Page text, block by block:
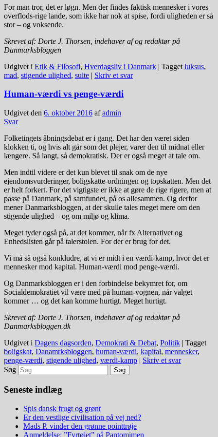
For man tror, det er løgn. Men der findes faktisk mennesker i vores
overflods-rige lande, som ikke har nok at spise, fordi uligheden er så
stor – og voksende.
Skrevet af: Dorte J. Thorsen, indehaver af og redaktør på
Danmarksbloggen
Udgivet i Etik & Filosofi, Hverdagsliv i Danmark | Tagget luksus,
mad, stigende ulighed, sulte | Skriv et svar
Human-værdi vs penge-værdi
Udgivet den 6. oktober 2016 afadmin
Svar
Folketingets åbningsdebat er i gang. Det har den været siden
klokken ti, og hvis alt går som det plejer, varer den til midnat eller
længere. Så langt, så demokratisk. Der er også meget at tale om.
Men indtil videre er det kun blevet til snak om de nye
ejendomsvurderinger, boligskatte-ordningen og topskatten. Men det
er helt forkert. For det vigtigste er ikke at gøre de rige rigere, men at
passe på Danmark, på samfundet, på os allesammen. Og derfor
mener Danmarksbloggen, at der skulle tales meget mere om den
stigende ulighed – og om miljø og klima.
Meget tyder også på, at det kommer, når fx Alternativet og
Enhedslisten går på talerstolen. For der er brug for det.
Vi må så også konkludre, at vi er midt i en værdi-kamp, hvor det er
mennesker mod kapital. Human-værdi mod penge-værdi.
Og Danmarksbloggen er i den forbindelse bekymret for, om
Socialdemokratiet vil være med på human-vognen, når valget
kommer … og det kan komme hurtigt. Meget hurtigt.
Skrevet af: Dorte J. Thorsen, indehaver af og redaktør på
Danmarksbloggen.dk
Udgivet i Dagens dagsorden, Demokrati & Debat, Politik | Tagget
boligskat, Danamrksbloggen, human-værdi, kapital, mennesker,
penge-værdi, stigende ulighed, værdi-kamp | Skriv et svar
Søg
Seneste indlæg
Spis dansk frugt og grønt
Er den vestlige civilisation på vej ned?
Mads P. vinder den grønne pointtrøje
Anmeldelse: ”Fyrtøjet” på Pantomimen